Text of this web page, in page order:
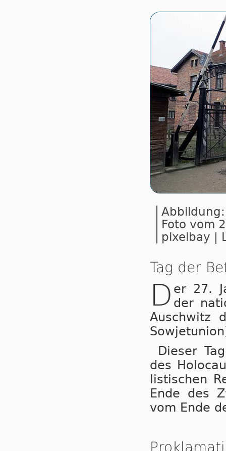
Foto vom
pixelbay |
Tag der
D er 27.
der
Auschwitz
Dieser
des
lis­ti­schen
Ende des
vom Ende